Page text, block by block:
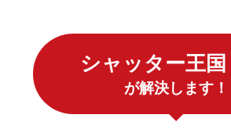
シャッター王国
が解決します！